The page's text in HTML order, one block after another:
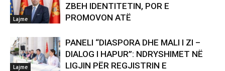
Lajme
ZBEH IDENTITETIN, POR E
PROMOVON ATË
Lajme
PANELI “DIASPORA DHE MALI I ZI –
DIALOG I HAPUR”: NDRYSHIMET NË
LIGJIN PËR REGJISTRIN E